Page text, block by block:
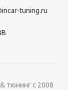
tuning.ru
тюнинг с 2008